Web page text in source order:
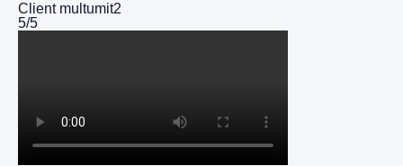
Client multumit2
5/5